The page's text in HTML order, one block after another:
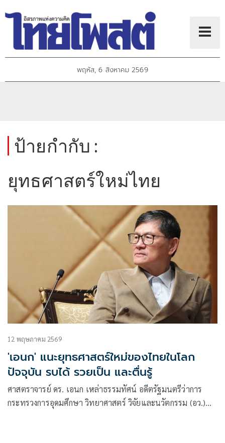
พฤหัส, 6 สิงหาคม 2569
ป้ายกำกับ :
ยุทธศาสตร์ใหม่ไทย
12 พฤษภาคม 2569
'เอนก' แนะยุทธศาสตร์ใหม่ของไทยในโลก
ปัจจุบัน รบได้ รวยเป็น และตื่นรู้
ศาสตราจารย์ ดร. เอนก เหล่าธรรมทัศน์ อดีตรัฐมนตรีว่าการ
กระทรวงการอุดมศึกษา วิทยาศาสตร์ วิจัยและนวัตกรรม (อว.)